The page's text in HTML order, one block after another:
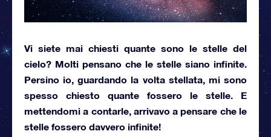
Vi siete mai chiesti quante sono le stelle del
cielo? Molti pensano che le stelle siano infinite.
Persino io, guardando la volta stellata, mi sono
spesso chiesto quante fossero le stelle. E
mettendomi a contarle, arrivavo a pensare che le
stelle fossero davvero infinite!